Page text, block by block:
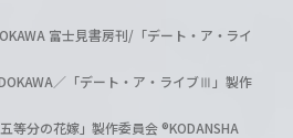
富士見書房刊/「デート・ア・ライ
／「デート・ア・ライブⅢ」製作
等分の花嫁」製作委員会 ®KODANSHA